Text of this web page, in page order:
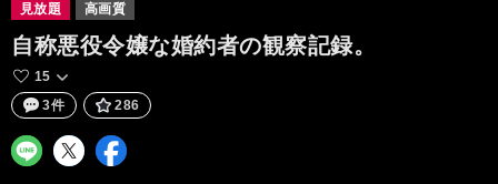
見放題 高画質
自称悪役令嬢な婚約者の観察記録。
15
3件
286